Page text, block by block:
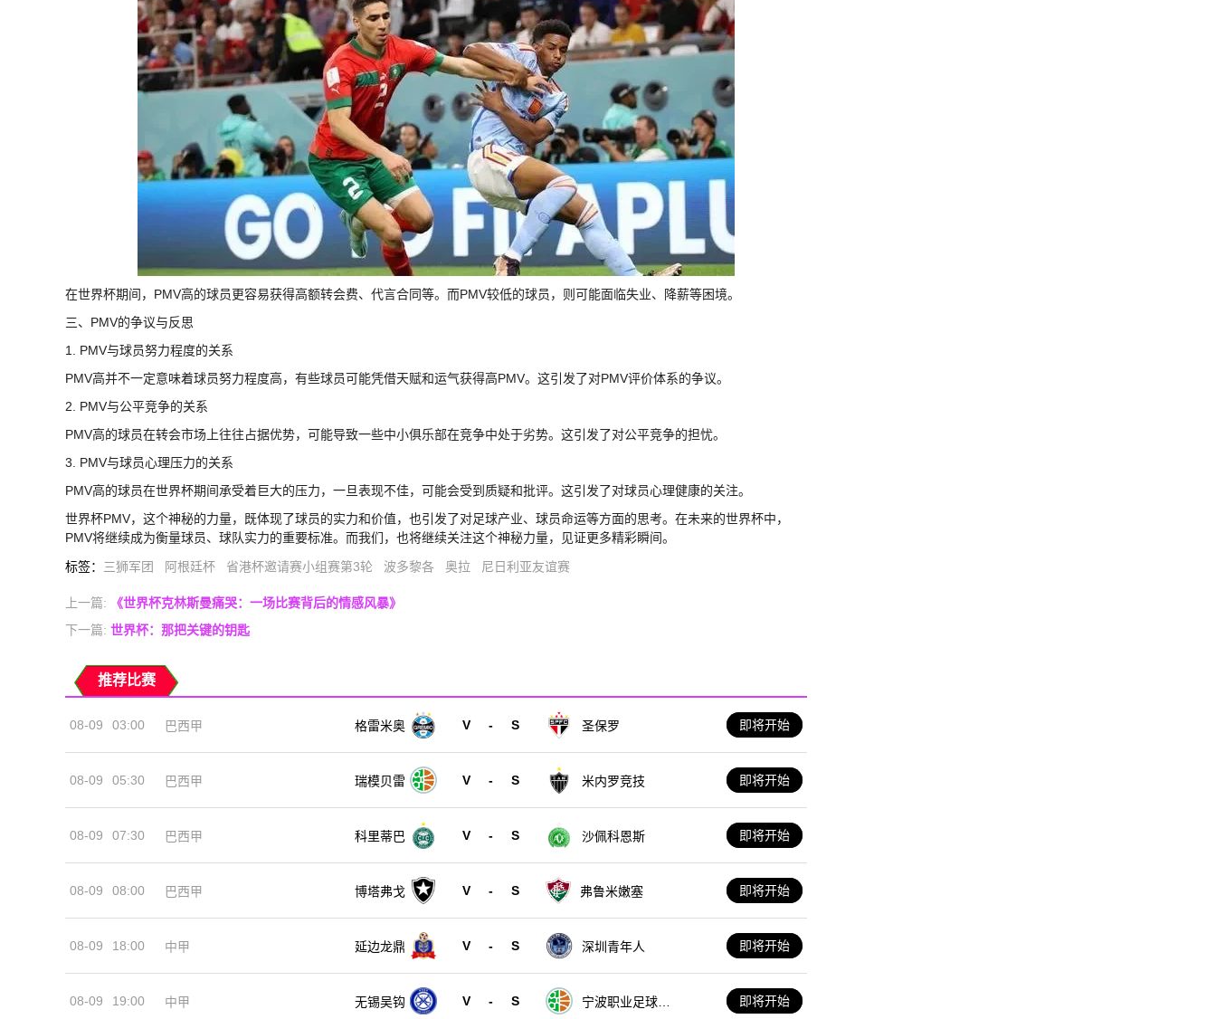
在世界杯期间，PMV高的球员更容易获得高额转会费、代言合同等。而PMV较低的球员，则可能面临失业、降薪等困境。
三、PMV的争议与反思
1. PMV与球员努力程度的关系
PMV高并不一定意味着球员努力程度高，有些球员可能凭借天赋和运气获得高PMV。这引发了对PMV评价体系的争议。
2. PMV与公平竞争的关系
PMV高的球员在转会市场上往往占据优势，可能导致一些中小俱乐部在竞争中处于劣势。这引发了对公平竞争的担忧。
3. PMV与球员心理压力的关系
PMV高的球员在世界杯期间承受着巨大的压力，一旦表现不佳，可能会受到质疑和批评。这引发了对球员心理健康的关注。
世界杯PMV，这个神秘的力量，既体现了球员的实力和价值，也引发了对足球产业、球员命运等方面的思考。在未来的世界杯中，
PMV将继续成为衡量球员、球队实力的重要标准。而我们，也将继续关注这个神秘力量，见证更多精彩瞬间。
标签： 三狮军团 阿根廷杯 省港杯邀请赛小组赛第3轮 波多黎各 奥拉 尼日利亚友谊赛
上一篇: 《世界杯克林斯曼痛哭：一场比赛背后的情感风暴》
下一篇: 世界杯：那把关键的钥匙
推荐比赛
08-09 03:00 巴西甲 格雷米奥 V - S 圣保罗 即将开始
08-09 05:30 巴西甲 瑞模贝雷 V - S 米内罗竞技 即将开始
08-09 07:30 巴西甲 科里蒂巴 V - S 沙佩科恩斯 即将开始
08-09 08:00 巴西甲 博塔弗戈 V - S 弗鲁米嫩塞 即将开始
08-09 18:00 中甲 延边龙鼎 V - S 深圳青年人 即将开始
08-09 19:00 中甲 无锡吴钩 V - S
宁波职业足球俱
即将开始